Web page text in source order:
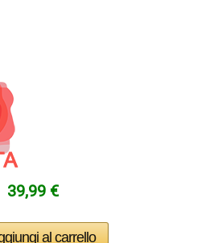
39,99 €